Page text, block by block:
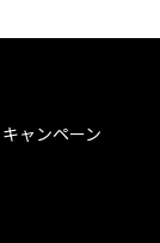
キャンペーン